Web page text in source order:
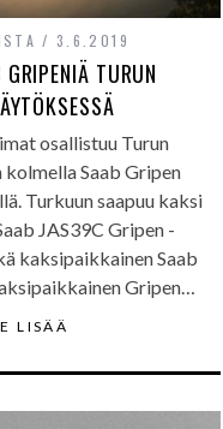
3.6.2019
TURUN
osallistuu Turun
Saab Gripen
Turkuun saapuu kaksi
JAS39C Gripen -
kaksipaikkainen Saab
Gripen…
LISÄÄ